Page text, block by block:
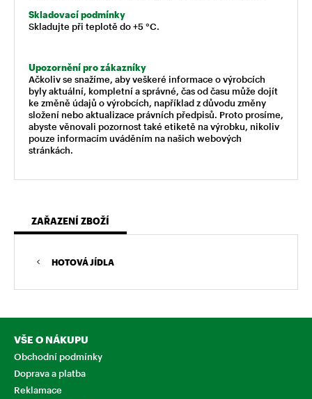
Skladovací podmínky
Skladujte při teplotě do +5 °C.
Upozornění pro zákazníky
Ačkoliv se snažíme, aby veškeré informace o výrobcích
byly aktuální, kompletní a správné, čas od času může dojít
ke změně údajů o výrobcích, například z důvodu změny
složení nebo aktualizace právních předpisů. Proto prosíme,
abyste věnovali pozornost také etiketě na výrobku, nikoliv
pouze informacím uváděním na našich webových
stránkách.
ZAŘAZENÍ ZBOŽÍ
HOTOVÁ JÍDLA
VŠE O NÁKUPU
Obchodní podmínky
Doprava a platba
Reklamace